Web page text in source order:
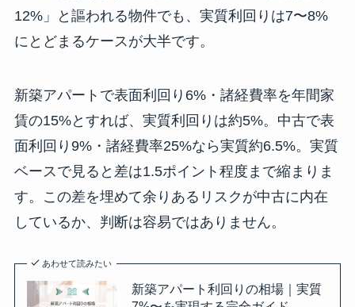
12%」と謳われる物件でも、実質利回りは7〜8%
にとどまるケースが大半です。
新築アパートで表面利回り6%・諸経費率を年間家
賃の15%とすれば、実質利回りは約5%。中古で表
面利回り9%・諸経費率25%なら実質約6.5%。実質
ベースで見ると差は1.5ポイント程度まで縮まりま
す。この差を埋めて余りあるリスクが中古に内在
しているか、判断は容易ではありません。
あわせて読みたい
新築アパート利回りの相場｜実質